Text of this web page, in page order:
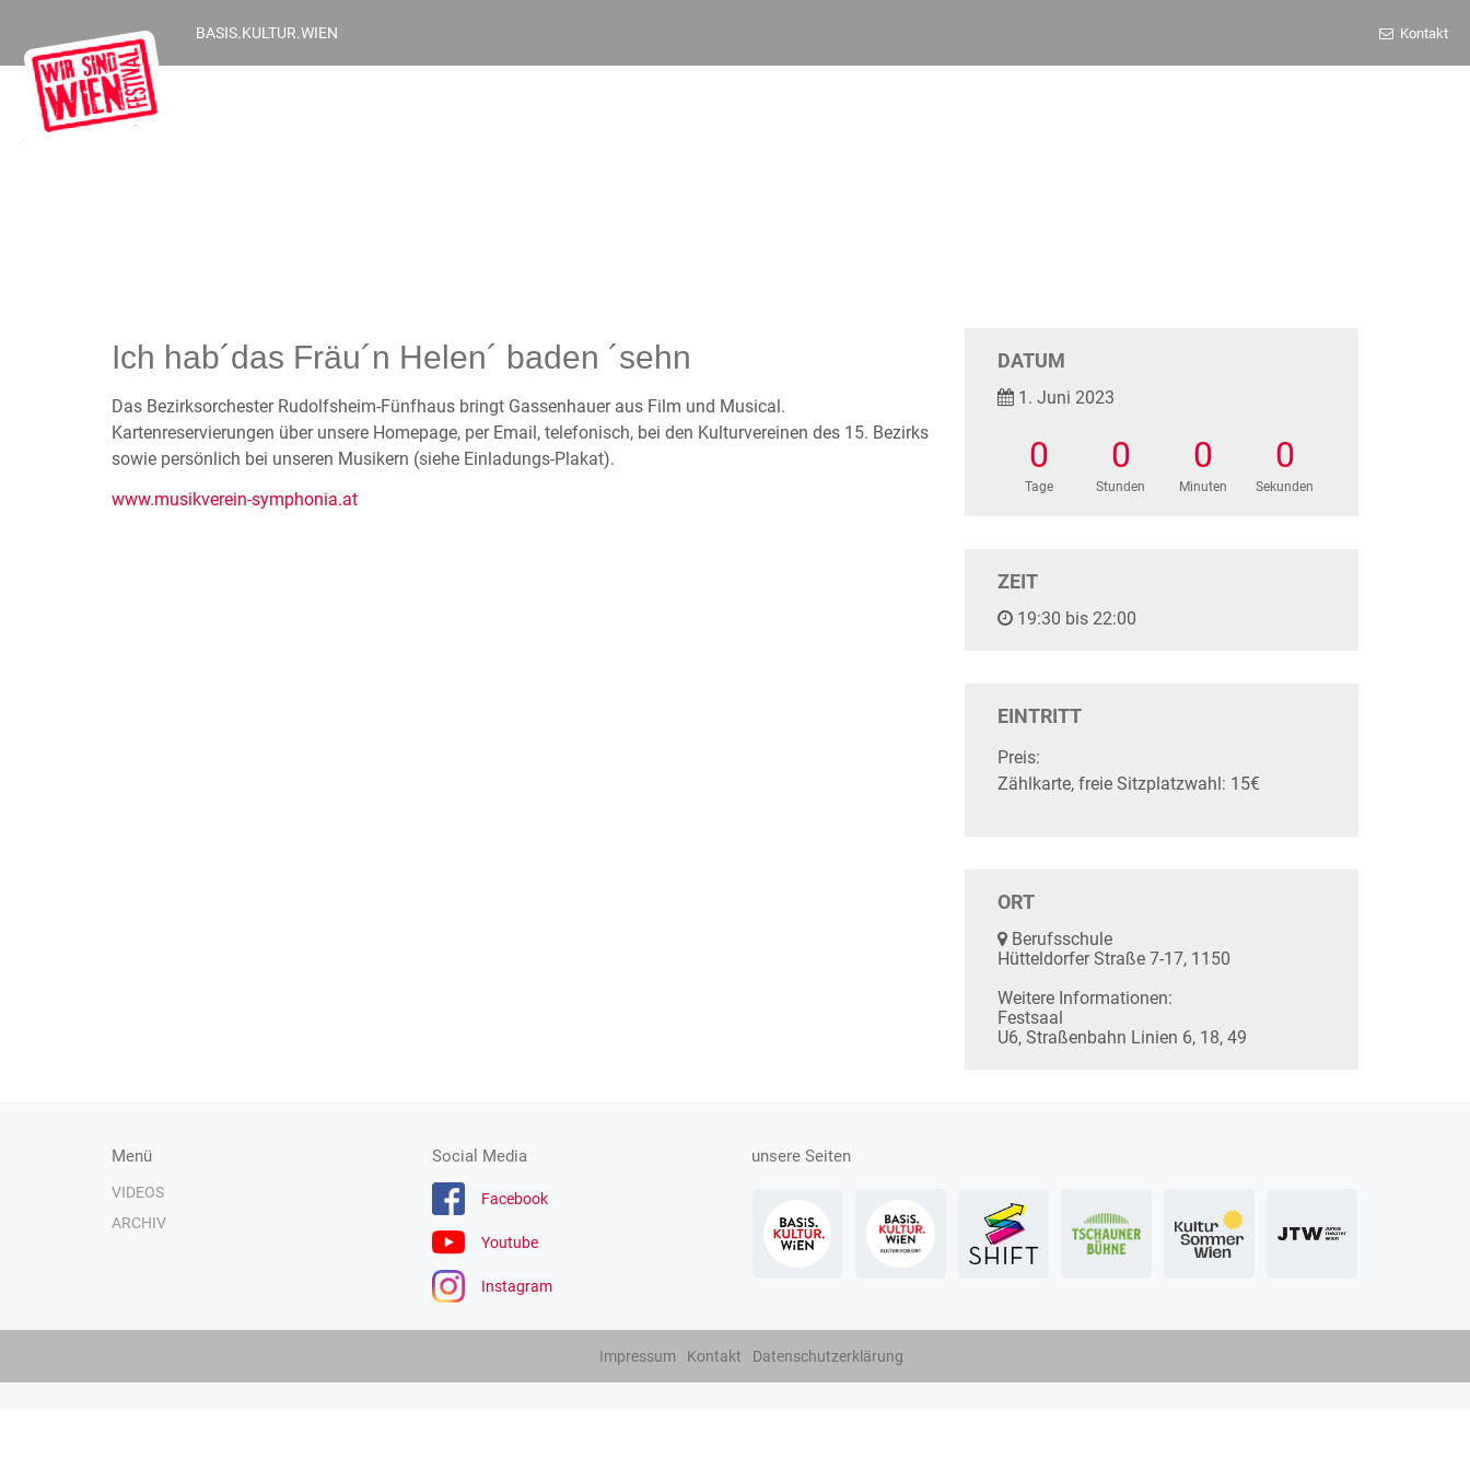
BASIS.KULTUR.WIEN Kontakt
Ich hab´das Fräu´n Helen´ baden ´sehn
Das Bezirksorchester Rudolfsheim-Fünfhaus bringt Gassenhauer aus Film und Musical.
Kartenreservierungen über unsere Homepage, per Email, telefonisch, bei den Kulturvereinen des 15. Bezirks
sowie persönlich bei unseren Musikern (siehe Einladungs-Plakat).
www.musikverein-symphonia.at
DATUM
1. Juni 2023
0
Tage
0
Stunden
0
Minuten
0
Sekunden
ZEIT
19:30 bis 22:00
EINTRITT
Preis:
Zählkarte, freie Sitzplatzwahl: 15€
ORT
Berufsschule
Hütteldorfer Straße 7-17, 1150
Weitere Informationen:
Festsaal
U6, Straßenbahn Linien 6, 18, 49
Menü
VIDEOS
ARCHIV
Social Media
Facebook
Youtube
Instagram
unsere Seiten
Impressum Kontakt Datenschutzerklärung